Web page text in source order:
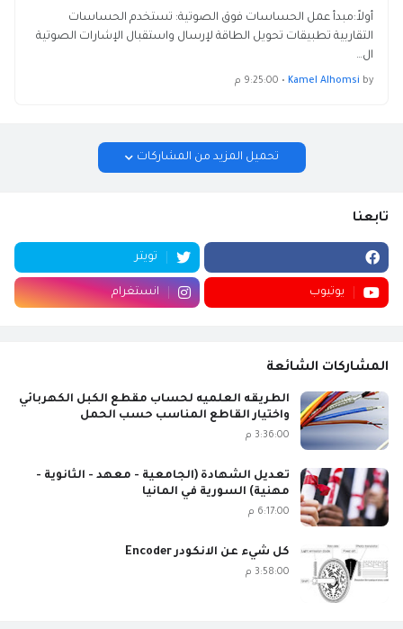
أولاً:مبدأ عمل الحساسات فوق الصوتية: تستخدم الحساسات
التقاربية تطبيقات تحويل الطاقة لإرسال واستقبال الإشارات الصوتية
ال…
by
Kamel Alhomsi
• 9:25:00 م
تحميل المزيد من المشاركات
تابعنا
تويتر
يوتيوب انستغرام
المشاركات الشائعة
الطريقه العلميه لحساب مقطع الكبل الكهربائي
واختيار القاطع المناسب حسب الحمل
3:36:00 م
تعديل الشهادة (الجامعية - معهد - الثانوية -
مهنية) السورية في المانيا
6:17:00 م
كل شيء عن الانكودر Encoder
3:58:00 م